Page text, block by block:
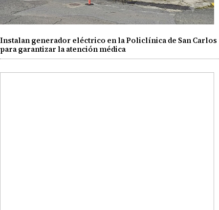
Instalan generador eléctrico en la Policlínica de San Carlos
para garantizar la atención médica